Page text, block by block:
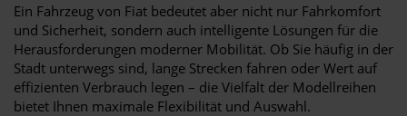
Ein Fahrzeug von Fiat bedeutet aber nicht nur Fahrkomfort
und Sicherheit, sondern auch intelligente Lösungen für die
Herausforderungen moderner Mobilität. Ob Sie häufig in der
Stadt unterwegs sind, lange Strecken fahren oder Wert auf
effizienten Verbrauch legen – die Vielfalt der Modellreihen
bietet Ihnen maximale Flexibilität und Auswahl.